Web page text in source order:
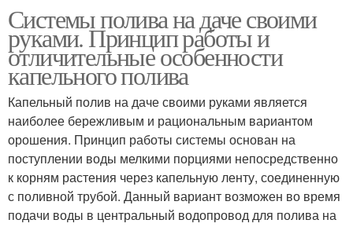
Системы полива на даче своими
руками. Принцип работы и
отличительные особенности
капельного полива
Капельный полив на даче своими руками является
наиболее бережливым и рациональным вариантом
орошения. Принцип работы системы основан на
поступлении воды мелкими порциями непосредственно
к корням растения через капельную ленту, соединенную
с поливной трубой. Данный вариант возможен во время
подачи воды в центральный водопровод для полива на